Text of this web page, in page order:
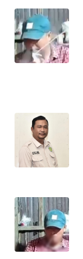
WN
TANGERANG
WN
CIREBON
WN
INDRAMAYU
WN
KUNINGAN
WN
MAJALENGKA